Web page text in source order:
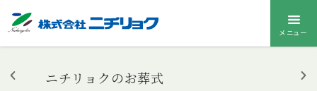
メニュー
ニチリョクのお葬式